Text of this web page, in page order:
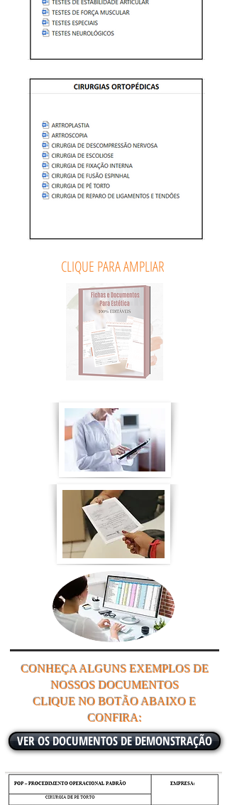
CLIQUE PARA AMPLIAR
CONHEÇA ALGUNS EXEMPLOS DE
NOSSOS DOCUMENTOS
CLIQUE NO BOTÃO ABAIXO E
CONFIRA:
VER OS DOCUMENTOS DE DEMONSTRAÇÃO